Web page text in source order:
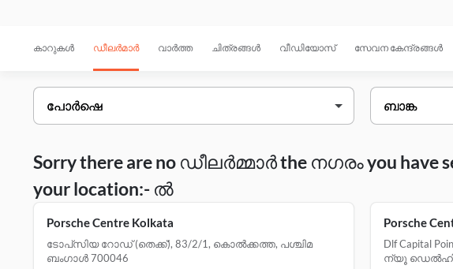
കാറുകൾ ഡീലർമാർ വാർത്ത ചിത്രങ്ങൾ വീഡിയോസ് സേവന കേന്ദ്രങ്ങൾ
Sorry there are no ഡീലർമ്മാർ the നഗരം you have
your location:- ൽ
Porsche Centre Kolkata
ടോപ്‌സിയ റോഡ് (തെക്ക്), 83/2/1, കൊൽക്കത്ത, പശ്ചിമ
ബംഗാൾ 700046
Porsche
Dlf Capital
ന്യൂ ഡെൽഹി,